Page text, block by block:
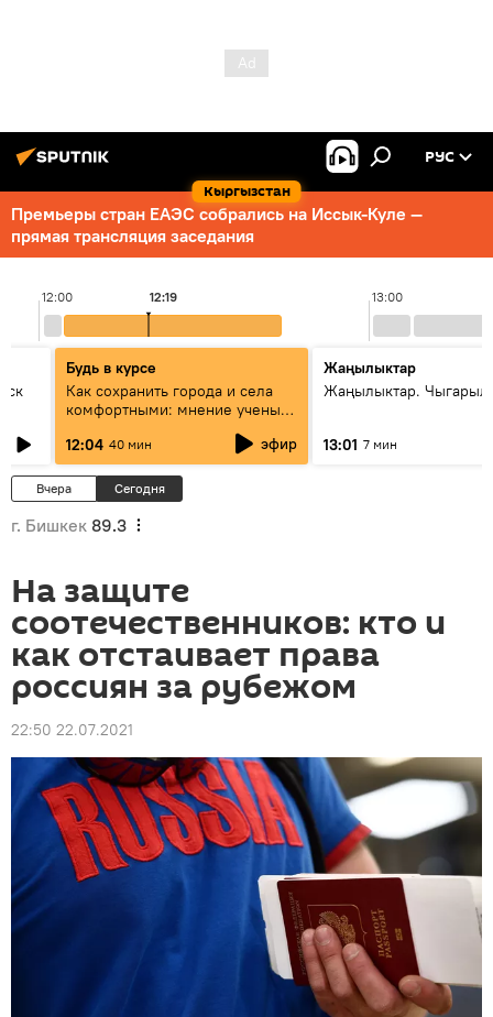
Кыргызстан
РУС
Премьеры стран ЕАЭС собрались на Иссык-Куле —
прямая трансляция заседания
12:00 13:00
12:19
Будь в курсе
Как сохранить города и села
комфортными: мнение ученых
12:04 40 мин эфир
Жаңылыктар
Жаңылыктар.
13:01 7 мин
Вчера Сегодня
г. Бишкек 89.3
На защите
соотечественников: кто и
как отстаивает права
россиян за рубежом
22:50 22.07.2021